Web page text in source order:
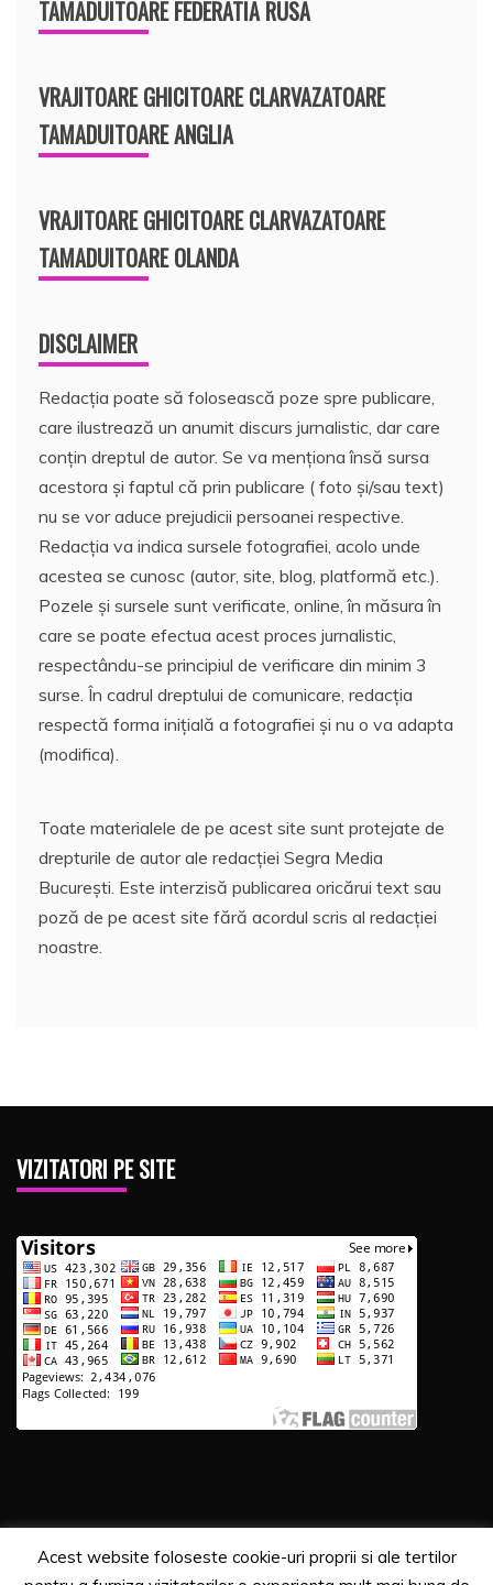
TAMADUITOARE FEDERATIA RUSA
VRAJITOARE GHICITOARE CLARVAZATOARE
TAMADUITOARE ANGLIA
VRAJITOARE GHICITOARE CLARVAZATOARE
TAMADUITOARE OLANDA
DISCLAIMER
Redacția poate să folosească poze spre publicare,
care ilustrează un anumit discurs jurnalistic, dar care
conțin dreptul de autor. Se va menționa însă sursa
acestora și faptul că prin publicare ( foto și/sau text)
nu se vor aduce prejudicii persoanei respective.
Redacția va indica sursele fotografiei, acolo unde
acestea se cunosc (autor, site, blog, platformă etc.).
Pozele și sursele sunt verificate, online, în măsura în
care se poate efectua acest proces jurnalistic,
respectându-se principiul de verificare din minim 3
surse. În cadrul dreptului de comunicare, redacția
respectă forma inițială a fotografiei și nu o va adapta
(modifica).
Toate materialele de pe acest site sunt protejate de
drepturile de autor ale redacției Segra Media
București. Este interzisă publicarea oricărui text sau
poză de pe acest site fără acordul scris al redacției
noastre.
VIZITATORI PE SITE
Copyrights. © 2020 Segra Media
Acest website foloseste cookie-uri proprii si ale tertilor